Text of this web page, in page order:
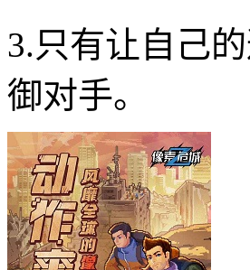
3.只有让自己
御对手。